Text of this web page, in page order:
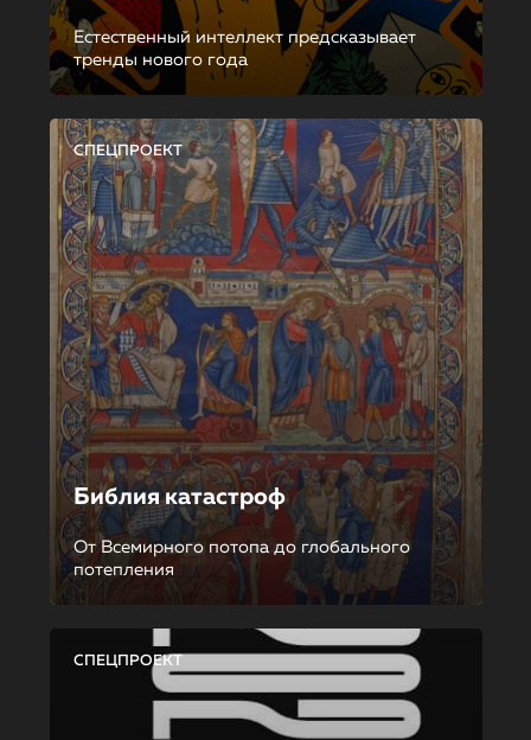
Естественный интеллект предсказывает
тренды нового года
СПЕЦПРОЕКТ
Библия катастроф
От Всемирного потопа до глобального
потепления
СПЕЦПРОЕКТ